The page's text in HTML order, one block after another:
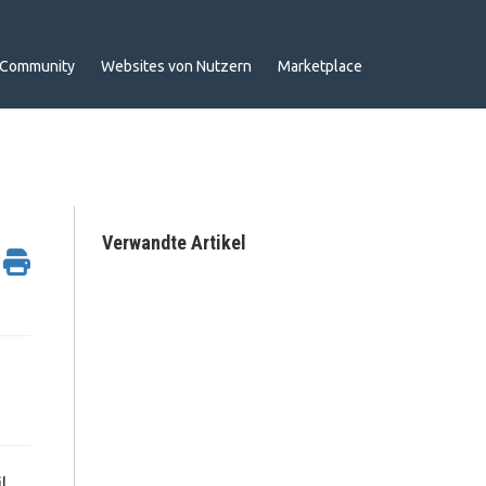
Community Websites von Nutzern Marketplace
Verwandte Artikel